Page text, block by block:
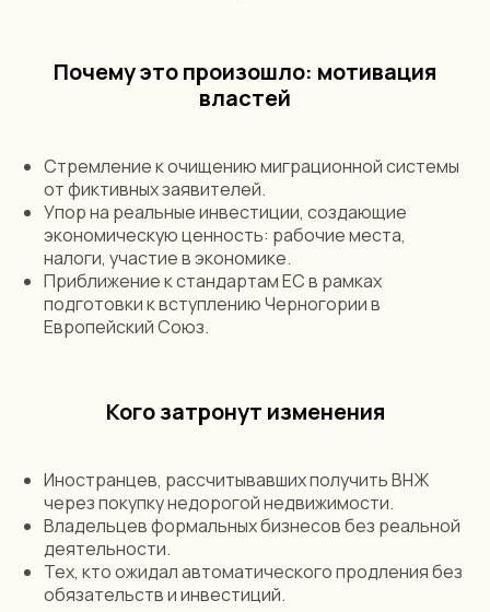
Почему это произошло: мотивация
властей
Стремление к очищению миграционной системы
от фиктивных заявителей.
Упор на реальные инвестиции, создающие
экономическую ценность: рабочие места,
налоги, участие в экономике.
Приближение к стандартам ЕС в рамках
подготовки к вступлению Черногории в
Европейский Союз.
Кого затронут изменения
Иностранцев, рассчитывавших получить ВНЖ
через покупку недорогой недвижимости.
Владельцев формальных бизнесов без реальной
деятельности.
Тех, кто ожидал автоматического продления без
обязательств и инвестиций.